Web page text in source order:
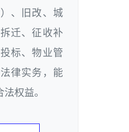
、旧改、城
迁、征收补
标、物业管
律实务，能
权益。